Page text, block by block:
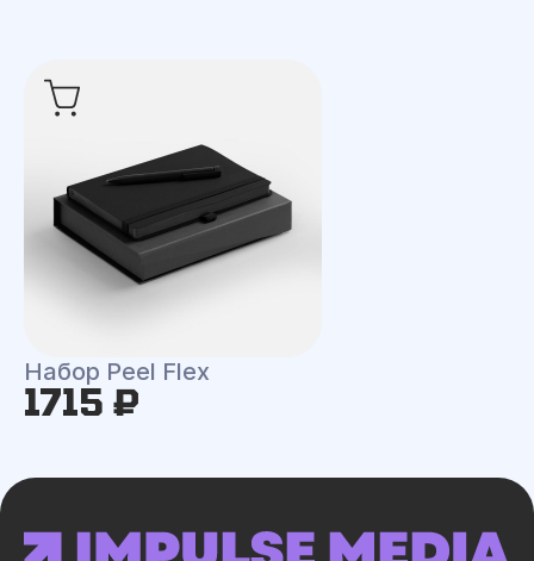
Набор Peel Flex
1715 ₽